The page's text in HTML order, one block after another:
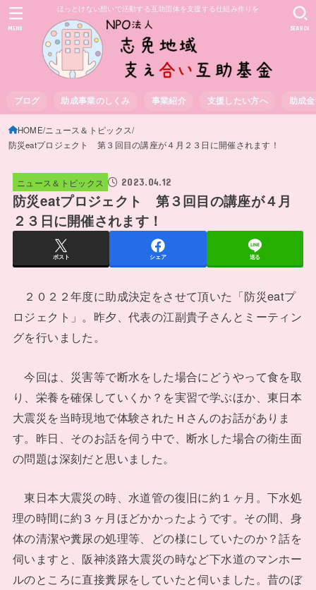
ほっとけない想いで活動する互助団体を支援する仕組み作りを
ブログ 助成事業のしくみ 事業紹介 支援したい方へ 助成
SEARCH
MENU
HOME ニュース＆トピックス
防災eatプロジェクト 第３回目の講座が４月２３日に開催されます！
ニュース＆トピックス 2023.04.12
防災eatプロジェクト 第３回目の講座が４月
２３日に開催されます！
ポスト シェア 送る
２０２２年度に助成決定をさせて頂いた「防災eatプ
ロジェクト」。昨夕、代表の江副貴子さんとミーティン
グを行いました。
今回は、災害等で断水をした場合にどうやって食を取
り、栄養を確保していくか？を実習で学ぶほか、東日本
大震災を当時現地で体験されたＨさんのお話がありま
す。昨日、そのお話を伺う中で、断水した場合の衛生面
の問題は深刻だと思いました。
東日本大震災の時、水道管の復旧に約１ヶ月。下水処
理の時間に約３ヶ月ほどかかったようです。その間、身
体の清潔や糞尿の処理等、どの様にしていたのか？話を
伺いますと、阪神淡路大震災の時など下水道のマンホー
ルのところに直接糞尿をしていたと伺いました。昔のぼ